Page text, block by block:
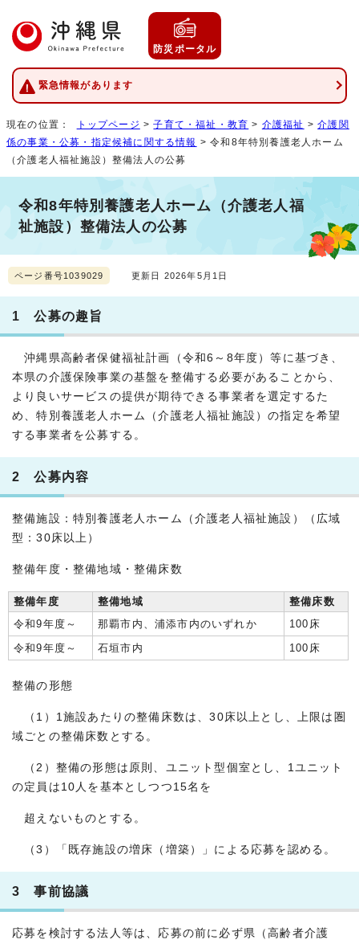
防災ポータル
緊急情報があります
現在の位置： トップページ >子育て・福祉・教育 > 介護福祉 >介護関
係の事業・公募・指定候補に関する情報 > 令和8年特別養護老人ホーム
（介護老人福祉施設）整備法人の公募
令和8年特別養護老人ホーム（介護老人福
祉施設）整備法人の公募
ページ番号1039029 更新日 2026年5月1日
1 公募の趣旨
沖縄県高齢者保健福祉計画（令和6～8年度）等に基づき、
本県の介護保険事業の基盤を整備する必要があることから、
より良いサービスの提供が期待できる事業者を選定するた
め、特別養護老人ホーム（介護老人福祉施設）の指定を希望
する事業者を公募する。
2 公募内容
整備施設：特別養護老人ホーム（介護老人福祉施設）（広域
型：30床以上）
整備年度・整備地域・整備床数
整備年度 整備地域
整備床数
令和9年度～
那覇市内、浦添市内のいずれか
100床
令和9年度～
石垣市内 100床
整備の形態
（1）1施設あたりの整備床数は、30床以上とし、上限は圏
域ごとの整備床数とする。
（2）整備の形態は原則、ユニット型個室とし、1ユニット
の定員は10人を基本としつつ15名を
超えないものとする。
（3）「既存施設の増床（増築）」による応募を認める。
3 事前協議
応募を検討する法人等は、応募の前に必ず県（高齢者介護